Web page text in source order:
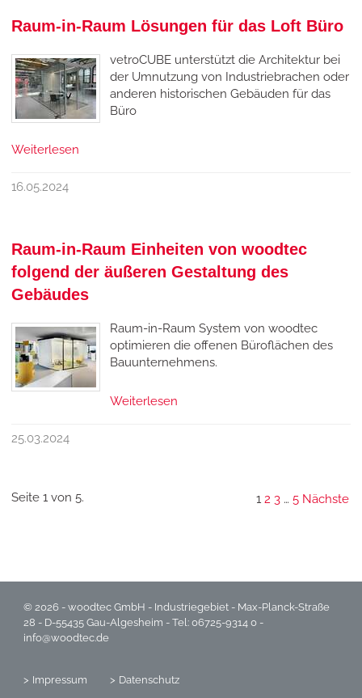
Raum-in-Raum Lösungen für das Loft Büro
vetroCUBE unterstützt die Architektur bei
der Umnutzung von Industriebrachen oder
anderen historischen Gebäuden für das
Büro
Weiterlesen
16.05.2024
Raum-in-Raum Einheiten von woodtec
folgend der äußeren Gestaltung des
Gebäudes
Raum-in-Raum System von woodtec
optimieren die offenen Büroflächen des
Bauunternehmens.
Weiterlesen
25.03.2024
Seite 1 von 5. 1 2 3 … 5 Nächste
© 2026 - woodtec GmbH - Industriegebiet - Max-Planck-Straße
28 - D-55435 Gau-Algesheim - Tel: 06725-9314 0 -
info@woodtec.de
Impressum Datenschutz